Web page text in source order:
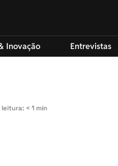
Inovação Entrevistas
< 1 min